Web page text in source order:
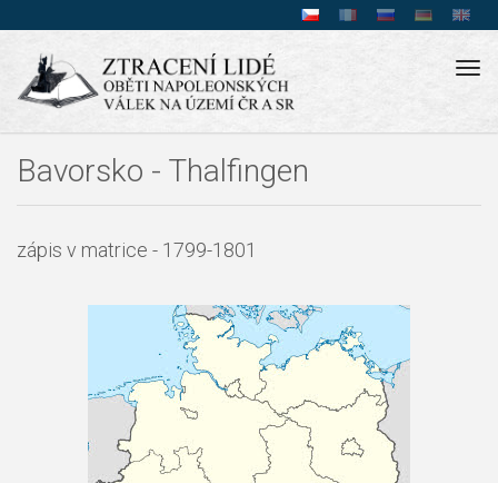
Bavorsko - Thalfingen
zápis v matrice - 1799-1801